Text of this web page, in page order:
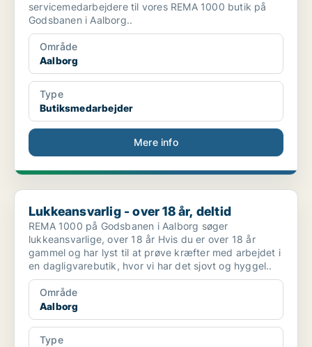
servicemedarbejdere til vores REMA 1000 butik på
Godsbanen i Aalborg..
Område
Aalborg
Type
Butiksmedarbejder
Mere info
Lukkeansvarlig - over 18 år, deltid
Lukkeansvarlig - over 18 år, deltid
REMA 1000 på Godsbanen i Aalborg søger
lukkeansvarlige, over 18 år Hvis du er over 18 år
gammel og har lyst til at prøve kræfter med arbejdet i
en dagligvarebutik, hvor vi har det sjovt og hyggel..
Område
Aalborg
Type